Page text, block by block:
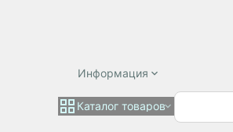
Информация
Каталог товаров